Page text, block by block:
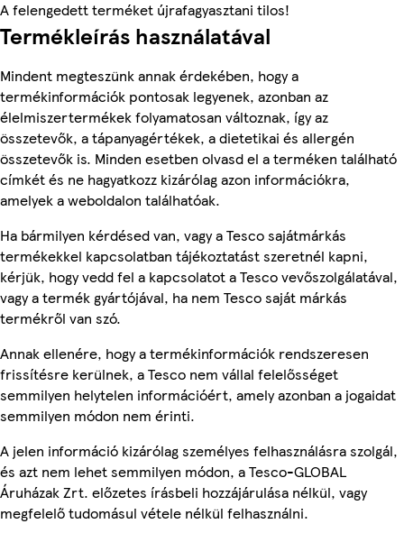
A felengedett terméket újrafagyasztani tilos!
Termékleírás használatával
Mindent megteszünk annak érdekében, hogy a
termékinformációk pontosak legyenek, azonban az
élelmiszertermékek folyamatosan változnak, így az
összetevők, a tápanyagértékek, a dietetikai és allergén
összetevők is. Minden esetben olvasd el a terméken található
címkét és ne hagyatkozz kizárólag azon információkra,
amelyek a weboldalon találhatóak.
Ha bármilyen kérdésed van, vagy a Tesco sajátmárkás
termékekkel kapcsolatban tájékoztatást szeretnél kapni,
kérjük, hogy vedd fel a kapcsolatot a Tesco vevőszolgálatával,
vagy a termék gyártójával, ha nem Tesco saját márkás
termékről van szó.
Annak ellenére, hogy a termékinformációk rendszeresen
frissítésre kerülnek, a Tesco nem vállal felelősséget
semmilyen helytelen információért, amely azonban a jogaidat
semmilyen módon nem érinti.
A jelen információ kizárólag személyes felhasználásra szolgál,
és azt nem lehet semmilyen módon, a Tesco-GLOBAL
Áruházak Zrt. előzetes írásbeli hozzájárulása nélkül, vagy
megfelelő tudomásul vétele nélkül felhasználni.